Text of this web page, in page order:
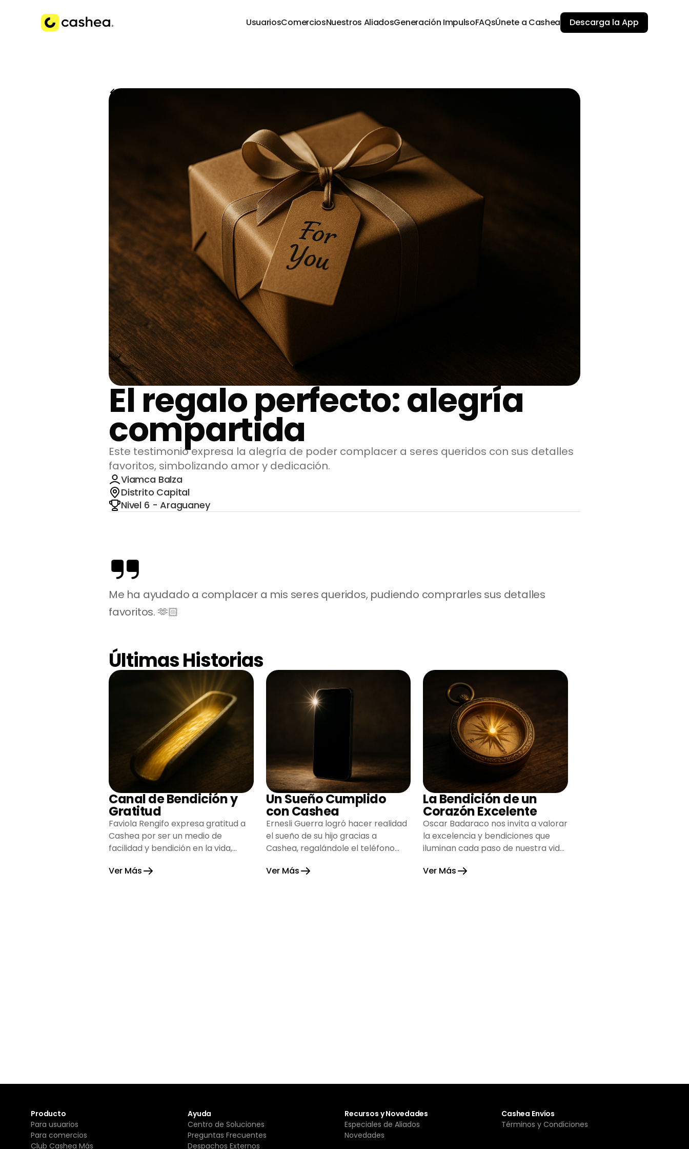
UsuariosComerciosNuestros AliadosGeneración ImpulsoFAQsÚnete a Cashea Descarga la App
Volver a Historias
El regalo perfecto: alegría
compartida
Este testimonio expresa la alegría de poder complacer a seres queridos con sus detalles
favoritos, simbolizando amor y dedicación.
Viamca Balza
Distrito Capital
Nivel 6 - Araguaney
Me ha ayudado a complacer a mis seres queridos, pudiendo comprarles sus detalles
favoritos. 🫶🏻
Últimas Historias
Canal de Bendición y
Gratitud
Faviola Rengifo expresa gratitud a
Cashea por ser un medio de
facilidad y bendición en la vida,
esperanza.
Ver Más
Un Sueño Cumplido
con Cashea
Ernesli Guerra logró hacer realidad
el sueño de su hijo gracias a
Cashea, regalándole el teléfono
alegría su hogar.
Ver Más
La Bendición de un
Corazón Excelente
Oscar Badaraco nos invita a valorar
la excelencia y bendiciones que
iluminan cada paso de nuestra vida,
gratitud y fortaleza.
Ver Más
Producto
Para usuarios
Para comercios
Club Cashea Más
Ayuda
Centro de Soluciones
Preguntas Frecuentes
Despachos Externos
Recursos y Novedades
Especiales de Aliados
Novedades
Cashea Envíos
Términos y Condiciones